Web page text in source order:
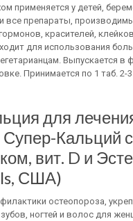
применяется у детей,
все препараты,
красителей,
для использования
Выпускается в
Принимается по 1 таб. 2-3
для
Супер-Кальций с
вит. D и
США)
остеопороза,
ногтей и волос для